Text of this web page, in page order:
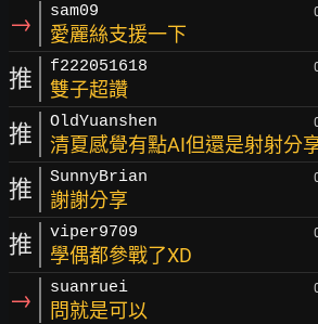
→ sam09
愛麗絲支援一下
推 f222051618
雙子超讚
推 OldYuanshen
清夏感覺有點AI但還是射射分
推 SunnyBrian
謝謝分享
推 viper9709
學偶都參戰了XD
→ suanruei
問就是可以